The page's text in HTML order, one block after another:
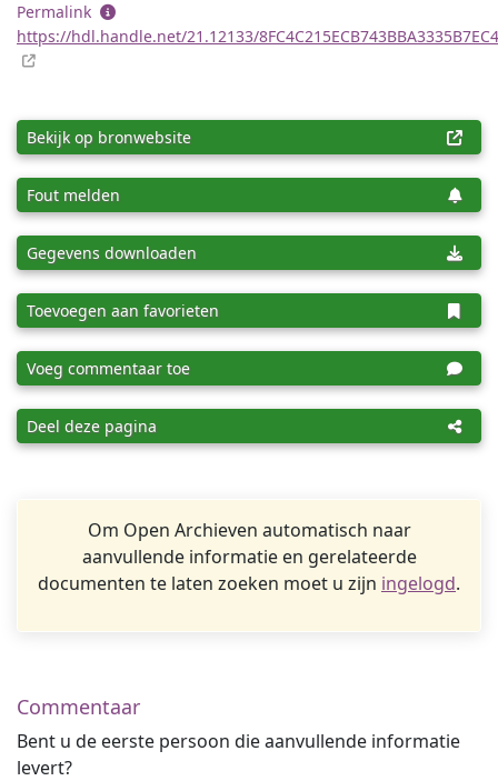
Permalink
https://hdl.handle.net/21.12133/
Bekijk op bronwebsite
Fout melden
Gegevens downloaden
Toevoegen aan favorieten
Voeg commentaar toe
Deel deze pagina
Om Open Archieven automatisch naar
aanvullende informatie en gerelateerde
documenten te laten zoeken moet u zijn ingelogd.
Commentaar
Bent u de eerste persoon die aanvullende informatie
levert?